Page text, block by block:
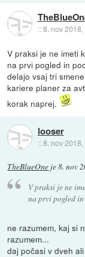
::8. nov 2018,
V praksi je ne imeti
na prvi pogled in
delajo vsaj tri
kariere planer za
korak naprej.
looser
::8. nov 2018,
TheBlueOne je8. nov
V praksi je ne
na prvi pogled
ne razumem, kaj si
razumem...
daj počasi v dveh